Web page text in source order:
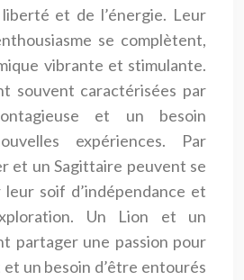
et de l’énergie. Leur
se complètent,
vibrante et stimulante.
souvent caractérisées par
et un besoin
expériences. Par
et un Sagittaire peuvent se
soif d’indépendance et
Un Lion et un
partager une passion pour
un besoin d’être entourés